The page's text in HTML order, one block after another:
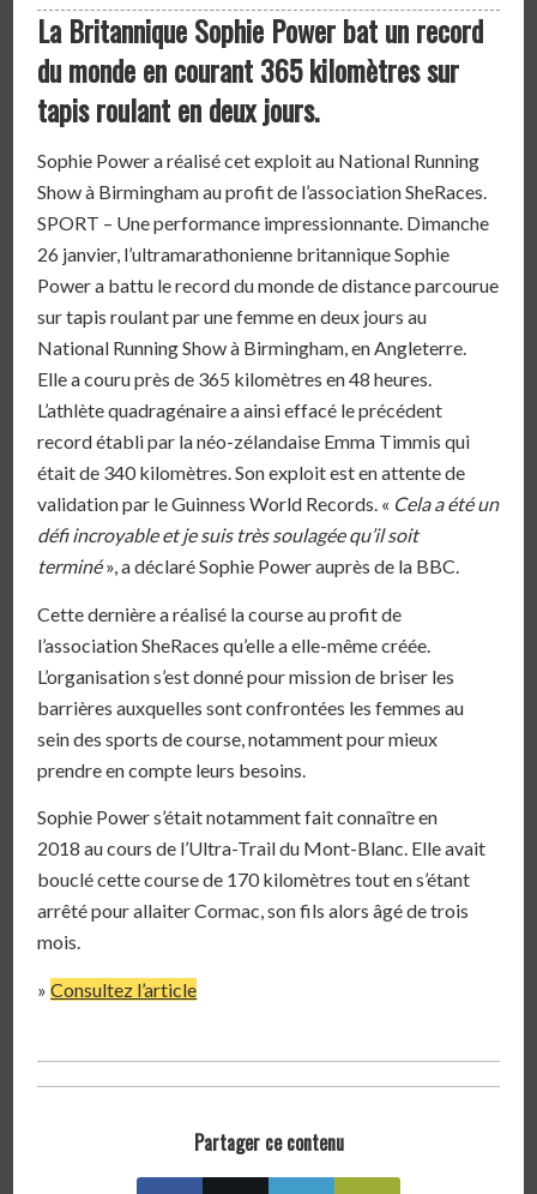
La Britannique Sophie Power bat un record
du monde en courant 365 kilomètres sur
tapis roulant en deux jours.
Sophie Power a réalisé cet exploit au National Running
Show à Birmingham au profit de l’association SheRaces.
SPORT – Une performance impressionnante. Dimanche
26 janvier, l’ultramarathonienne britannique Sophie
Power a battu le record du monde de distance parcourue
sur tapis roulant par une femme en deux jours au
National Running Show à Birmingham, en Angleterre.
Elle a couru près de 365 kilomètres en 48 heures.
L’athlète quadragénaire a ainsi effacé le précédent
record établi par la néo-zélandaise Emma Timmis qui
était de 340 kilomètres. Son exploit est en attente de
validation par le Guinness World Records. « Cela a été un
défi incroyable et je suis très soulagée qu’il soit
terminé», a déclaré Sophie Power auprès de la BBC.
Cette dernière a réalisé la course au profit de
l’association SheRaces qu’elle a elle-même créée.
L’organisation s’est donné pour mission de briser les
barrières auxquelles sont confrontées les femmes au
sein des sports de course, notamment pour mieux
prendre en compte leurs besoins.
Sophie Power s’était notamment fait connaître en
2018 au cours de l’Ultra-Trail du Mont-Blanc. Elle avait
bouclé cette course de 170 kilomètres tout en s’étant
arrêté pour allaiter Cormac, son fils alors âgé de trois
mois.
»Consultez l’article
Partager ce contenu